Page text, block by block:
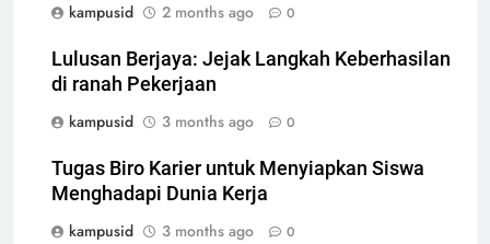
kampusid
2 months ago 0
Lulusan Berjaya: Jejak Langkah Keberhasilan
di ranah Pekerjaan
kampusid
3 months ago 0
Tugas Biro Karier untuk Menyiapkan Siswa
Menghadapi Dunia Kerja
kampusid
3 months ago 0